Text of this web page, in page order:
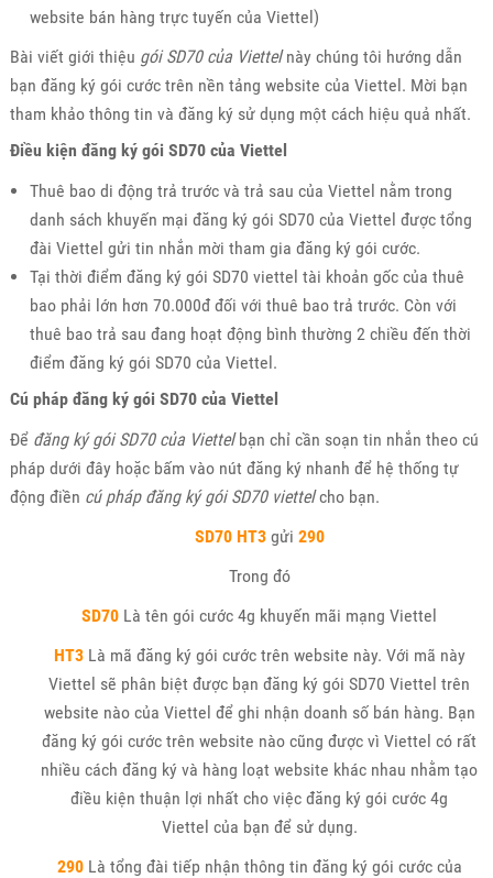
website bán hàng trực tuyến của Viettel)
Bài viết giới thiệu gói SD70 của Viettelnày chúng tôi hướng dẫn
bạn đăng ký gói cước trên nền tảng website của Viettel. Mời bạn
tham khảo thông tin và đăng ký sử dụng một cách hiệu quả nhất.
Điều kiện đăng ký gói SD70 của Viettel
Thuê bao di động trả trước và trả sau của Viettel nằm trong
danh sách khuyến mại đăng ký gói SD70 của Viettel được tổng
đài Viettel gửi tin nhắn mời tham gia đăng ký gói cước.
Tại thời điểm đăng ký gói SD70 viettel tài khoản gốc của thuê
bao phải lớn hơn 70.000đ đối với thuê bao trả trước. Còn với
thuê bao trả sau đang hoạt động bình thường 2 chiều đến thời
điểm đăng ký gói SD70 của Viettel.
Cú pháp đăng ký gói SD70 của Viettel
Để đăng ký gói SD70 của Viettelbạn chỉ cần soạn tin nhắn theo cú
pháp dưới đây hoặc bấm vào nút đăng ký nhanh để hệ thống tự
động điền cú pháp đăng ký gói SD70 viettelcho bạn.
SD70 HT3gửi 290
Trong đó
SD70 Là tên gói cước 4g khuyến mãi mạng Viettel
HT3 Là mã đăng ký gói cước trên website này. Với mã này
Viettel sẽ phân biệt được bạn đăng ký gói SD70 Viettel trên
website nào của Viettel để ghi nhận doanh số bán hàng. Bạn
đăng ký gói cước trên website nào cũng được vì Viettel có rất
nhiều cách đăng ký và hàng loạt website khác nhau nhằm tạo
điều kiện thuận lợi nhất cho việc đăng ký gói cước 4g
Viettel của bạn để sử dụng.
290Là tổng đài tiếp nhận thông tin đăng ký gói cước của